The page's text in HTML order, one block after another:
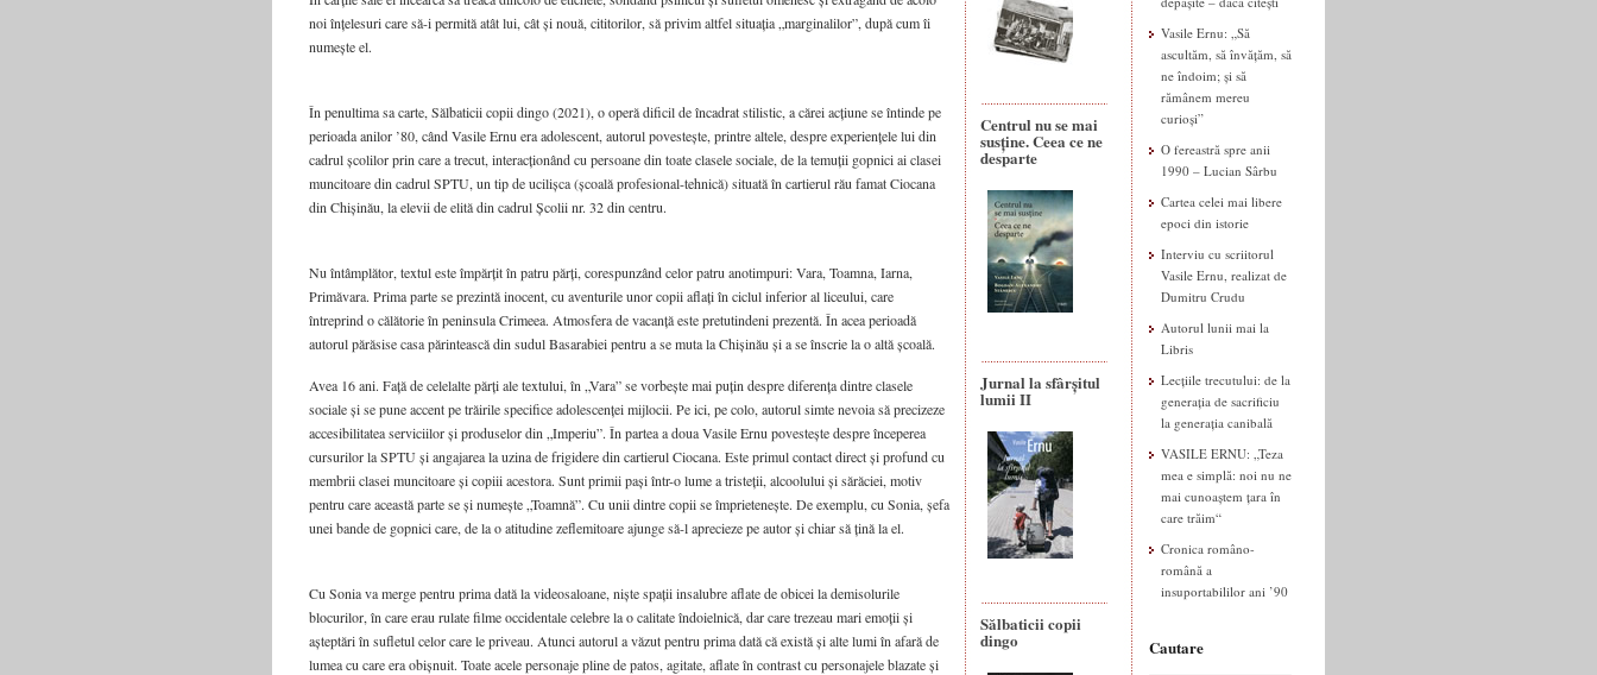
noi înțelesuri care să-i permită atât lui, cât și nouă, cititorilor, să privim altfel situația „marginalilor”, după cum îi
numește el.
În penultima sa carte, Sălbaticii copii dingo (2021), o operă dificil de încadrat stilistic, a cărei acțiune se întinde pe
perioada anilor ’80, când Vasile Ernu era adolescent, autorul povestește, printre altele, despre experiențele lui din
cadrul școlilor prin care a trecut, interacționând cu persoane din toate clasele sociale, de la temuții gopnici ai clasei
muncitoare din cadrul SPTU, un tip de ucilișca (școală profesional-tehnică) situată în cartierul rău famat Ciocana
din Chișinău, la elevii de elită din cadrul Școlii nr. 32 din centru.
Nu întâmplător, textul este împărțit în patru părți, corespunzând celor patru anotimpuri: Vara, Toamna, Iarna,
Primăvara. Prima parte se prezintă inocent, cu aventurile unor copii aflați în ciclul inferior al liceului, care
întreprind o călătorie în peninsula Crimeea. Atmosfera de vacanță este pretutindeni prezentă. În acea perioadă
autorul părăsise casa părintească din sudul Basarabiei pentru a se muta la Chișinău și a se înscrie la o altă școală.
Avea 16 ani. Față de celelalte părți ale textului, în „Vara” se vorbește mai puțin despre diferența dintre clasele
sociale și se pune accent pe trăirile specifice adolescenței mijlocii. Pe ici, pe colo, autorul simte nevoia să precizeze
accesibilitatea serviciilor și produselor din „Imperiu”. În partea a doua Vasile Ernu povestește despre începerea
cursurilor la SPTU și angajarea la uzina de frigidere din cartierul Ciocana. Este primul contact direct și profund cu
membrii clasei muncitoare și copiii acestora. Sunt primii pași într-o lume a tristeții, alcoolului și sărăciei, motiv
pentru care această parte se și numește „Toamnă”. Cu unii dintre copii se împrietenește. De exemplu, cu Sonia, șefa
unei bande de gopnici care, de la o atitudine zeflemitoare ajunge să-l aprecieze pe autor și chiar să țină la el.
Cu Sonia va merge pentru prima dată la videosaloane, niște spații insalubre aflate de obicei la demisolurile
blocurilor, în care erau rulate filme occidentale celebre la o calitate îndoielnică, dar care trezeau mari emoții și
așteptări în sufletul celor care le priveau. Atunci autorul a văzut pentru prima dată că există și alte lumi în afară de
lumea cu care era obișnuit. Toate acele personaje pline de patos, agitate, aflate în contrast cu personajele blazate și
Centrul nu se mai
susține. Ceea ce ne
desparte
Jurnal la sfârșitul
lumii II
Sălbaticii copii
dingo
Vasile Ernu: „Să
ascultăm, să învățăm, să
ne îndoim; și să
rămânem mereu
curioși”
O fereastră spre anii
1990 – Lucian Sârbu
Cartea celei mai libere
epoci din istorie
Interviu cu scriitorul
Vasile Ernu, realizat de
Dumitru Crudu
Autorul lunii mai la
Libris
Lecțiile trecutului: de la
generația de sacrificiu
la generația canibală
VASILE ERNU: „Teza
mea e simplă: noi nu ne
mai cunoaștem țara în
care trăim“
Cronica româno-
română a
insuportabililor ani ’90
Cautare